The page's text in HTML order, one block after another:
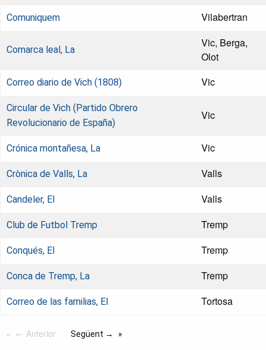
Comuniquem Vilabertran
Comarca leal, La
Vic, Berga,
Olot
Correo diario de Vich (1808) Vic
Circular de Vich (Partido Obrero
Revolucionario de España)
Vic
Crónica montañesa, La Vic
Crònica de Valls, La Valls
Candeler, El Valls
Club de Futbol Tremp Tremp
Conqués, El Tremp
Conca de Tremp, La Tremp
Correo de las familias, El Tortosa
← Anterior Següent →